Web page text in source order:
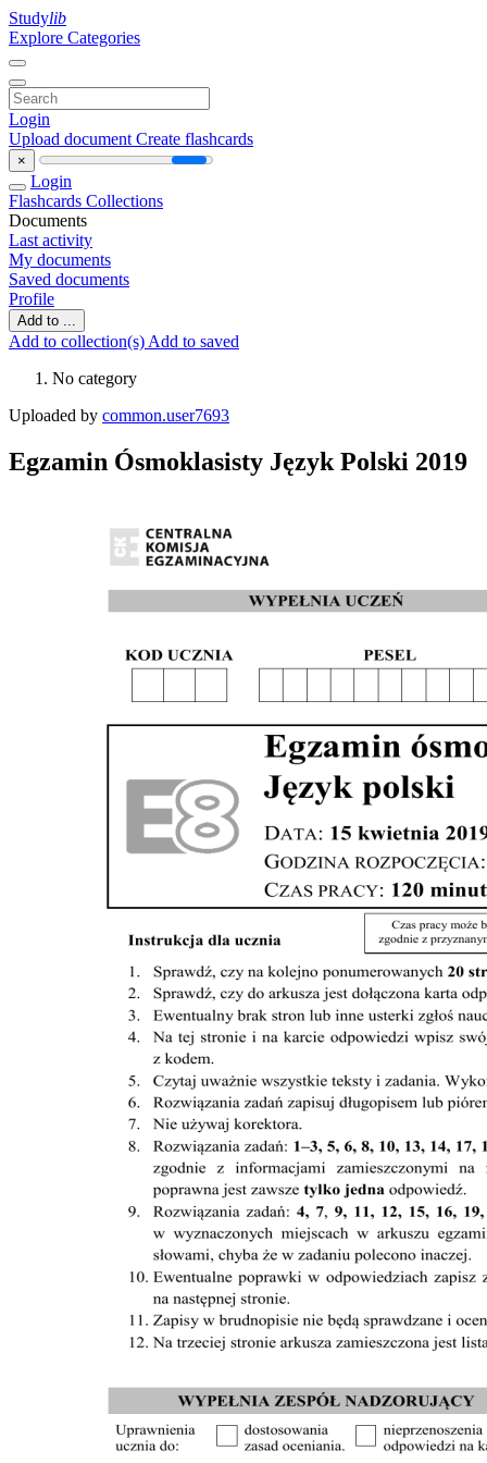
Studylib
Explore Categories
Login
Upload document Create flashcards
×
Login
Flashcards Collections
Documents
Last activity
My documents
Saved documents
Profile
Add to ...
Add to collection(s) Add to saved
No category
Uploaded by common.user7693
Egzamin Ósmoklasisty Język Polski 2019